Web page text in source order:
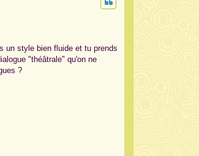
un style bien fluide et tu prends
"théâtrale" qu'on ne
?